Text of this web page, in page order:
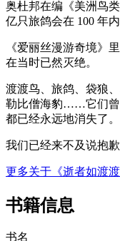
奥杜邦在编《美洲鸟
亿只旅鸽会在 100 年
《爱丽丝漫游奇境》
在当时已然灭绝。
渡渡鸟、旅鸽、袋狼
勒比僧海豹……它们曾
都已经永远地消失了。
我们已经来不及说抱
更多关于《逝者如渡
书籍信息
书名